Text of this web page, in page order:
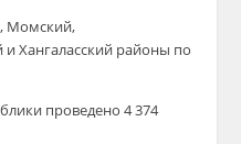
Момский,
Хангаласский районы по
проведено 4 374